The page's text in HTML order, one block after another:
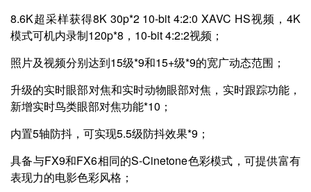
8.6K超采样获得8K 30p*2 10-bit 4:2:0 XAVC HS视频，4K
模式可机内录制120p*8，10-bit 4:2:2视频；
照片及视频分别达到15级*9和15+级*9的宽广动态范围；
升级的实时眼部对焦和实时动物眼部对焦，实时跟踪功能，
新增实时鸟类眼部对焦功能*10；
内置5轴防抖，可实现5.5级防抖效果*9；
具备与FX9和FX6相同的S-Cinetone色彩模式，可提供富有
表现力的电影色彩风格；